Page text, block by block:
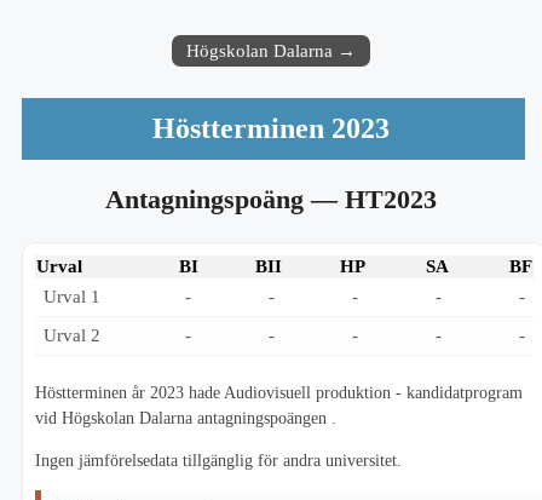
Högskolan Dalarna →
Höstterminen 2023
Antagningspoäng— HT2023
Urval BI BII HP SA
BF
Urval 1
- - - -
-
Urval 2
- - - - -
Höstterminen år 2023 hade Audiovisuell produktion - kandidatprogram
vid Högskolan Dalarna antagningspoängen .
Ingen jämförelsedata tillgänglig för andra universitet.